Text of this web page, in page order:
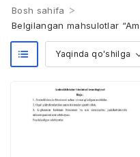
Bosh sahifa >
Belgilangan mahsulotlar